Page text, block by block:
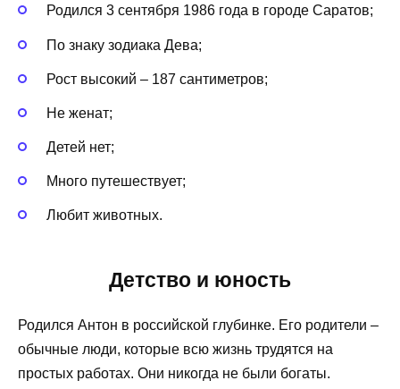
Родился 3 сентября 1986 года в городе Саратов;
По знаку зодиака Дева;
Рост высокий – 187 сантиметров;
Не женат;
Детей нет;
Много путешествует;
Любит животных.
Детство и юность
Родился Антон в российской глубинке. Его родители –
обычные люди, которые всю жизнь трудятся на
простых работах. Они никогда не были богаты.